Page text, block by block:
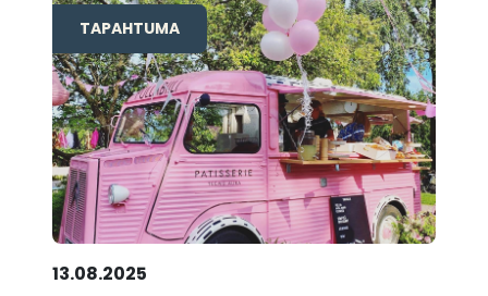
TAPAHTUMA
13.08.2025